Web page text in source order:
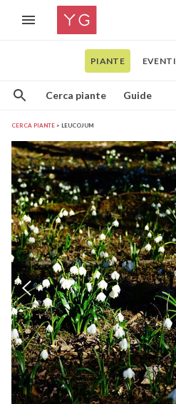
PIANTE EVENTI
Cerca piante Guide
CERCA PIANTE LEUCOJUM